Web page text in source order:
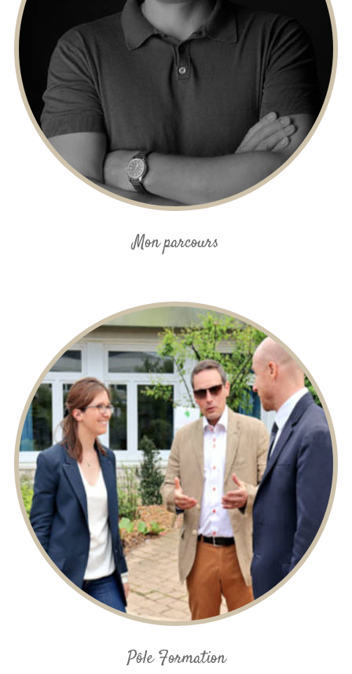
Mon parcours
Pôle Formation